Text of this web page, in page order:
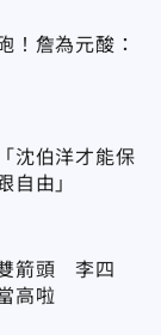
！詹為元酸：
沈伯洋才能保
自由」
箭頭 李四
高啦